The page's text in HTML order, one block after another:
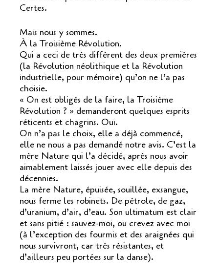
Certes.
Mais nous y sommes.
À la Troisième Révolution.
Qui a ceci de très différent des deux premières
(la Révolution néolithique et la Révolution
industrielle, pour mémoire) qu’on ne l’a pas
choisie.
« On est obligés de la faire, la Troisième
Révolution ? » demanderont quelques esprits
réticents et chagrins. Oui.
On n’a pas le choix, elle a déjà commencé,
elle ne nous a pas demandé notre avis. C’est la
mère Nature qui l’a décidé, après nous avoir
aimablement laissés jouer avec elle depuis des
décennies.
La mère Nature, épuisée, souillée, exsangue,
nous ferme les robinets. De pétrole, de gaz,
d’uranium, d’air, d’eau. Son ultimatum est clair
et sans pitié : sauvez-moi, ou crevez avec moi
(à l’exception des fourmis et des araignées qui
nous survivront, car très résistantes, et
d’ailleurs peu portées sur la danse).